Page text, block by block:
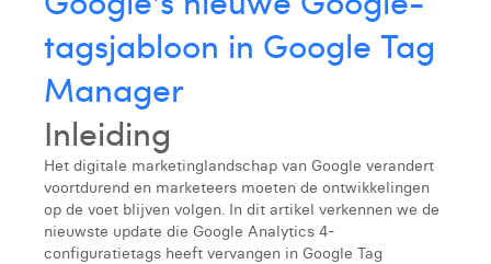
Jonas Geiregat
Justine Cremer
Laura Rooseleer
Laura Verhelst
Lena Pignoloni
Leonard Dierickx
tagsjabloon in Google Tag
Manager
Inleiding
Het digitale marketinglandschap van Google verandert
voortdurend en marketeers moeten de ontwikkelingen
op de voet blijven volgen. In dit artikel verkennen we de
nieuwste update die Google Analytics 4-
configuratietags heeft vervangen in Google Tag